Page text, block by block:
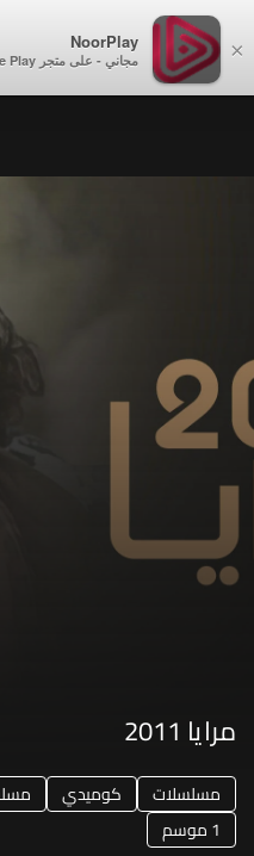
×
NoorPlay
مجاني - على متجر Google Play
مرايا 2011
مسلسلات كوميدي
1 موسم